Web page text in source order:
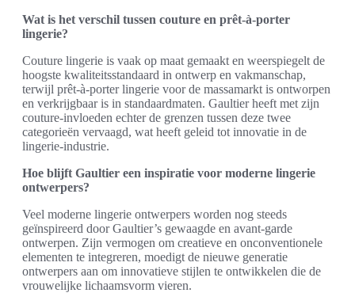
Wat is het verschil tussen couture en prêt-à-porter
lingerie?
Couture lingerie is vaak op maat gemaakt en weerspiegelt de
hoogste kwaliteitsstandaard in ontwerp en vakmanschap,
terwijl prêt-à-porter lingerie voor de massamarkt is ontworpen
en verkrijgbaar is in standaardmaten. Gaultier heeft met zijn
couture-invloeden echter de grenzen tussen deze twee
categorieën vervaagd, wat heeft geleid tot innovatie in de
lingerie-industrie.
Hoe blijft Gaultier een inspiratie voor moderne lingerie
ontwerpers?
Veel moderne lingerie ontwerpers worden nog steeds
geïnspireerd door Gaultier’s gewaagde en avant-garde
ontwerpen. Zijn vermogen om creatieve en onconventionele
elementen te integreren, moedigt de nieuwe generatie
ontwerpers aan om innovatieve stijlen te ontwikkelen die de
vrouwelijke lichaamsvorm vieren.